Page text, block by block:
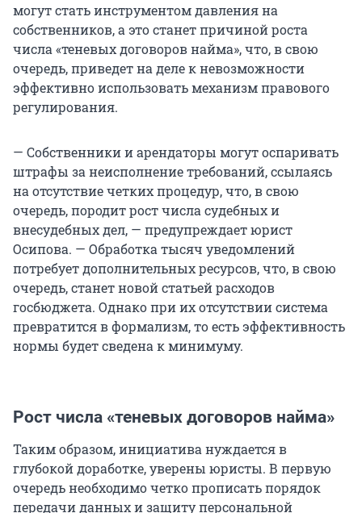
могут стать инструментом давления на
собственников, а это станет причиной роста
числа «теневых договоров найма», что, в свою
очередь, приведет на деле к невозможности
эффективно использовать механизм правового
регулирования.
— Собственники и арендаторы могут оспаривать
штрафы за неисполнение требований, ссылаясь
на отсутствие четких процедур, что, в свою
очередь, породит рост числа судебных и
внесудебных дел, — предупреждает юрист
Осипова. — Обработка тысяч уведомлений
потребует дополнительных ресурсов, что, в свою
очередь, станет новой статьей расходов
госбюджета. Однако при их отсутствии система
превратится в формализм, то есть эффективность
нормы будет сведена к минимуму.
Рост числа «теневых договоров найма»
Таким образом, инициатива нуждается в
глубокой доработке, уверены юристы. В первую
очередь необходимо четко прописать порядок
передачи данных и защиту персональной